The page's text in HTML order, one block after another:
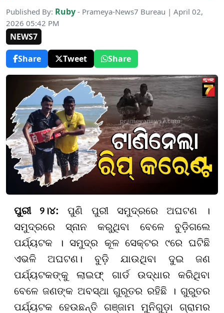
Published By: Ruby - Prameya-News7 Bureau | April 02,
2026 05:42 PM
NEWS7
Share
Tweet Share
ପୁରୀ ୨।୪:ପୁଣି ପୁରୀ ସମୁଦ୍ରରେ ଅଘଟଣ ।
ସମୁଦ୍ରରେ ସ୍ନାନ କରୁଥିବା ବେଳେ ବୁଡ଼ିଗଲେ
ପର୍ଯ୍ୟଟକ । ସମୁଦ୍ର କୂଳ ସେକ୍ଟର ୯ରେ ଘଟିଛି
ଏଭଳି ଅଘଟଣ। ବୁଡ଼ି ଯାଉଥିବା ଦୁଇ ଜଣ
ପର୍ଯ୍ୟଟକଙ୍କୁ ଲାଇଫ୍ ଗାର୍ଡ ଉଦ୍ଧାର କରିଥିବା
ବେଳେ ଜଣଙ୍କ ଅବସ୍ଥା ଗୁରୁତର ରହିଛି । ଗୁରୁତର
ପର୍ଯ୍ୟଟକ ହେଉଛନ୍ତି ଗଞ୍ଜାମ ମୁନିଗୁଡ଼ା ଗ୍ରାମର